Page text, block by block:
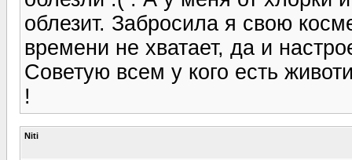
облезит. Забросила я свою
времени не хватает, да и
Советую всем у кого есть
!
Niti